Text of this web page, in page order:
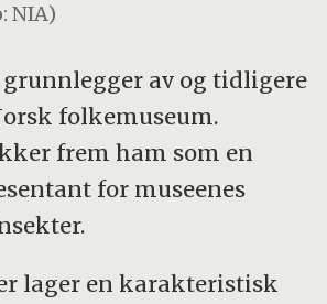
NIA)
grunnlegger av og tidligere
folkemuseum.
frem ham som en
for museenes
lager en karakteristisk